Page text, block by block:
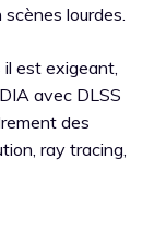
lourdes.
est exigeant,
avec DLSS
des
ray tracing,